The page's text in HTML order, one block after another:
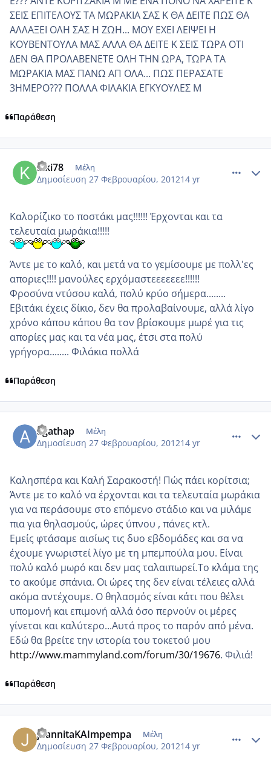
ΣΕΙΣ ΕΠΙΤΕΛΟΥΣ ΤΑ ΜΩΡΑΚΙΑ ΣΑΣ Κ ΘΑ ΔΕΙΤΕ ΠΩΣ ΘΑ
ΑΛΛΑΞΕΙ ΟΛΗ ΣΑΣ Η ΖΩΗ... ΜΟΥ ΕΧΕΙ ΛΕΙΨΕΙ Η
ΚΟΥΒΕΝΤΟΥΛΑ ΜΑΣ ΑΛΛΑ ΘΑ ΔΕΙΤΕ Κ ΣΕΙΣ ΤΩΡΑ ΟΤΙ
ΔΕΝ ΘΑ ΠΡΟΛΑΒΕΝΕΤΕ ΟΛΗ ΤΗΝ ΩΡΑ, ΤΩΡΑ ΤΑ
ΜΩΡΑΚΙΑ ΜΑΣ ΠΑΝΩ ΑΠ ΟΛΑ... ΠΩΣ ΠΕΡΑΣΑΤΕ
3ΗΜΕΡΟ??? ΠΟΛΛΑ ΦΙΛΑΚΙΑ ΕΓΚΥΟΥΛΕΣ Μ
Παράθεση
kiki78 Μέλη
Δημοσίευση 27 Φεβρουαρίου, 201214 yr
Καλορίζικο το ποστάκι μας!!!!!! Έρχονται και τα
τελευταία μωράκια!!!!!
Άντε με το καλό, και μετά να το γεμίσουμε με πολλ'ες
αποριες!!!! μανούλες ερχόμαστεεεεεεε!!!!!!
Φροσύνα ντύσου καλά, πολύ κρύο σήμερα........
Εβιτάκι έχεις δίκιο, δεν θα προλαβαίνουμε, αλλά λίγο
χρόνο κάπου κάπου θα τον βρίσκουμε μωρέ για τις
απορίες μας και τα νέα μας, έτσι στα πολύ
γρήγορα........ Φιλάκια πολλά
Παράθεση
agathap Μέλη
Δημοσίευση 27 Φεβρουαρίου, 201214 yr
Καλησπέρα και Καλή Σαρακοστή! Πώς πάει κορίτσια;
Άντε με το καλό να έρχονται και τα τελευταία μωράκια
για να περάσουμε στο επόμενο στάδιο και να μιλάμε
πια για θηλασμούς, ώρες ύπνου , πάνες κτλ.
Εμείς φτάσαμε αισίως τις δυο εβδομάδες και σα να
έχουμε γνωριστεί λίγο με τη μπεμπούλα μου. Είναι
πολύ καλό μωρό και δεν μας ταλαιπωρεί.Το κλάμα της
το ακούμε σπάνια. Οι ώρες της δεν είναι τέλειες αλλά
ακόμα αντέχουμε. Ο θηλασμός είναι κάτι που θέλει
υπομονή και επιμονή αλλά όσο περνούν οι μέρες
γίνεται και καλύτερο...Αυτά προς το παρόν από μένα.
Εδώ θα βρείτε την ιστορία του τοκετού μου
http://www.mammyland.com/forum/30/19676. Φιλιά!
Παράθεση
joannitaKAImpempa Μέλη
Δημοσίευση 27 Φεβρουαρίου, 201214 yr